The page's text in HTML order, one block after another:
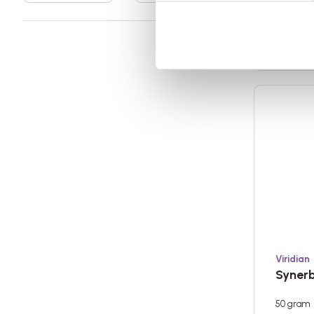
Viridian
50 gram